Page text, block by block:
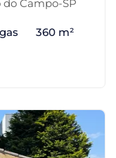
do Campo-SP
360 m²